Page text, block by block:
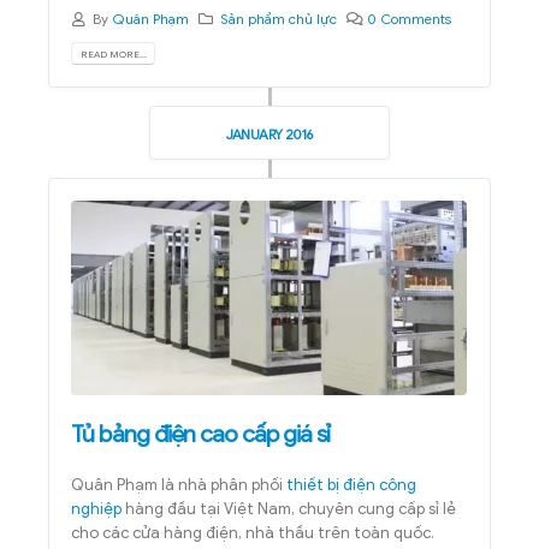
By Quân Phạm Sản phẩm chủ lực 0 Comments
READ MORE...
JANUARY 2016
Tủ bảng điện cao cấp giá sỉ
Quân Phạm là nhà phân phối thiết bị điện công
nghiệp hàng đầu tại Việt Nam, chuyên cung cấp sỉ lẻ
cho các cửa hàng điện, nhà thầu trên toàn quốc.